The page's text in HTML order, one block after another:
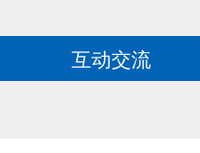
互动交流